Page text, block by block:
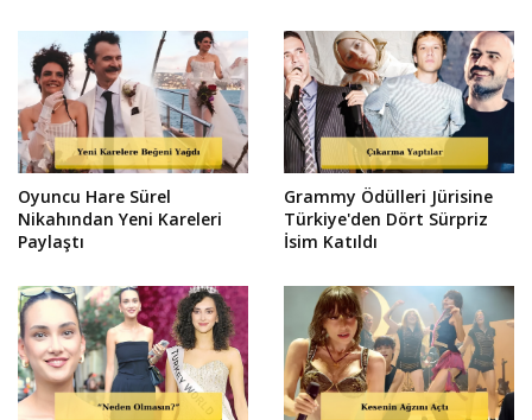
Oyuncu Hare Sürel
Nikahından Yeni Kareleri
Paylaştı
Grammy Ödülleri Jürisine
Türkiye'den Dört Sürpriz
İsim Katıldı